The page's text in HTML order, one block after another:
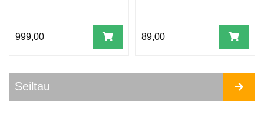
999,00 89,00
Seiltau